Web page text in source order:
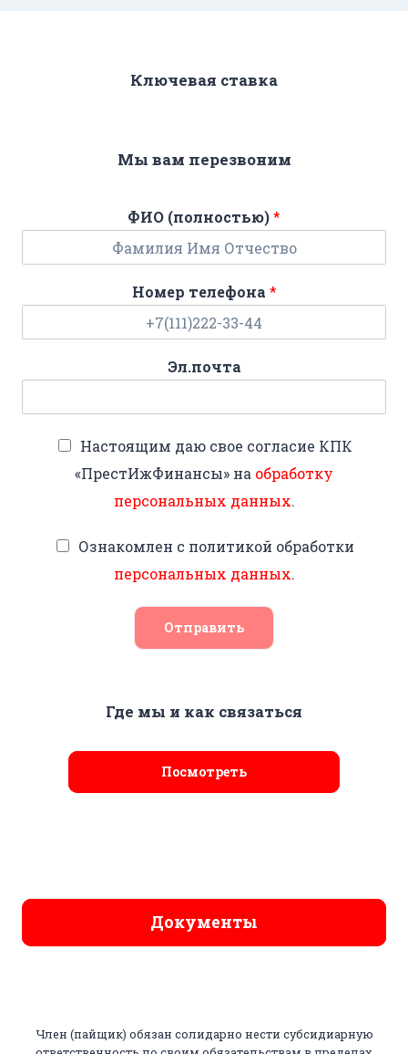
Ключевая ставка
Мы вам перезвоним
ФИО (полностью)*
Номер телефона *
Эл.почта
Настоящим даю свое согласие КПК
«ПрестИжФинансы» на обработку
персональных данных.
Ознакомлен с политикой обработки
персональных данных.
Отправить
Где мы и как связаться
Посмотреть
Документы
Член (пайщик) обязан солидарно нести субсидиарную